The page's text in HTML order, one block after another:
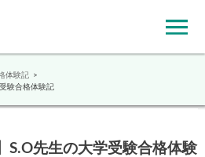
体験記
験合格体験記
S.O先生の大学受験合格体験